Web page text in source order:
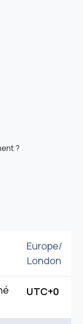
?
Europe/
London
UTC+0